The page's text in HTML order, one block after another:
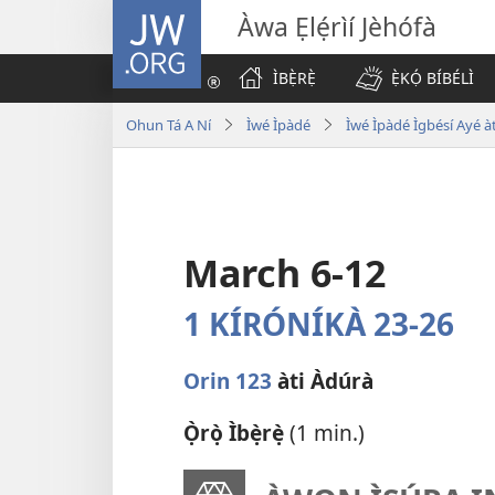
JW.ORG Àwa Ẹlẹ́rìí Jèhófà
ÌBẸ̀RẸ̀ Ẹ̀KỌ́ BÍBÉLÌ
Ohun Tá A Ní Ìwé Ìpàdé Ìwé Ìpàdé Ìgbésí Ayé
March 6-12
1 KÍRÓNÍKÀ 23-26
Orin 123 àti Àdúrà
Ọ̀rọ̀ Ìbẹ̀rẹ̀(1 min.)